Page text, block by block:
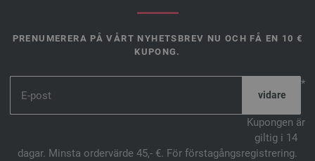
PRENUMERERA PÅ VÅRT NYHETSBREV NU OCH FÅ EN 10 €
KUPONG.
*
Kupongen är
giltig i 14
dagar. Minsta ordervärde 45,- €. För förstagångsregistrering.